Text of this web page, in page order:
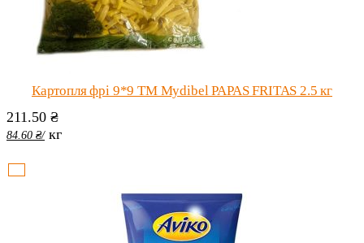
Картопля фрі 9*9 ТМ Mydibel PAPAS FRITAS 2.5 кг
211.50 ₴
84.60 ₴/ кг